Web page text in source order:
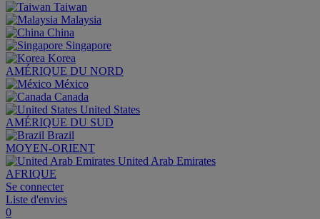
Taiwan
Malaysia
China
Singapore
Korea
AMÉRIQUE DU NORD
México
Canada
United States
AMÉRIQUE DU SUD
Brazil
MOYEN-ORIENT
United Arab Emirates
AFRIQUE
Se connecter
Liste d'envies
0